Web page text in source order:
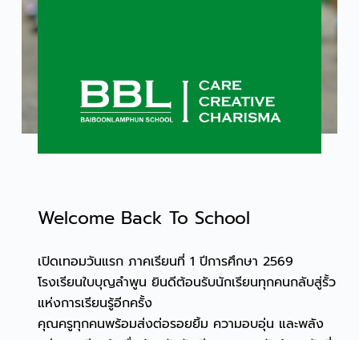
Welcome Back To School
เปิดเทอมวันแรก ภาคเรียนที่ 1 ปีการศึกษา 2569
โรงเรียนใบบุญลำพูน ยินดีต้อนรับนักเรียนทุกคนกลับสู่รั้ว
แห่งการเรียนรู้อีกครั้ง
คุณครูทุกคนพร้อมส่งต่อรอยยิ้ม ความอบอุ่น และพลัง